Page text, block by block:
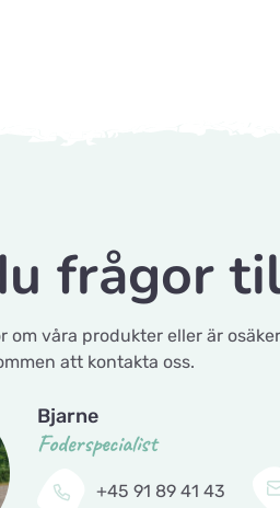
frågor
om våra produkter eller är
att kontakta oss.
Bjarne
Foderspecialist
+45 91 89 41 43